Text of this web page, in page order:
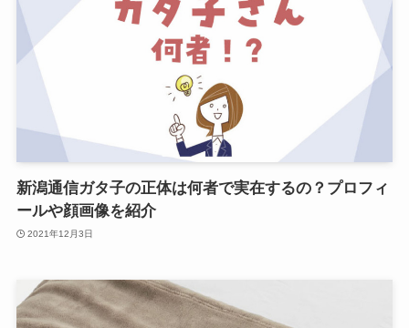
新潟通信ガタ子の正体は何者で実在するの？プロフィ
ールや顔画像を紹介
2021年12月3日